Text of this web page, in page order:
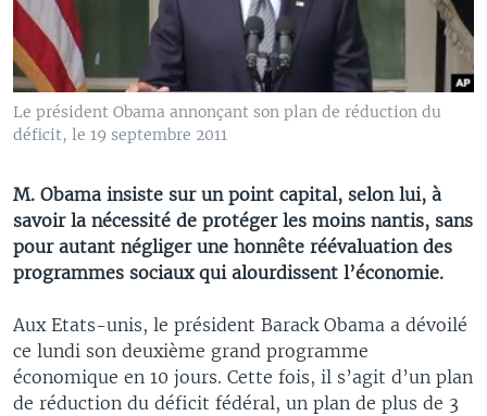
Le président Obama annonçant son plan de réduction du
déficit, le 19 septembre 2011
M. Obama insiste sur un point capital, selon lui, à
savoir la nécessité de protéger les moins nantis, sans
pour autant négliger une honnête réévaluation des
programmes sociaux qui alourdissent l’économie.
Aux Etats-unis, le président Barack Obama a dévoilé
ce lundi son deuxième grand programme
économique en 10 jours. Cette fois, il s’agit d’un plan
de réduction du déficit fédéral, un plan de plus de 3